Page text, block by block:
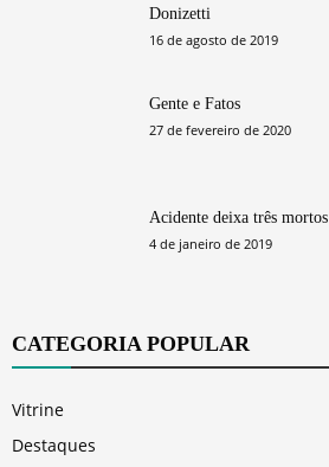
Donizetti
16 de agosto de 2019
Gente e Fatos
27 de fevereiro de 2020
Acidente deixa três mortos
4 de janeiro de 2019
CATEGORIA POPULAR
Vitrine
Destaques